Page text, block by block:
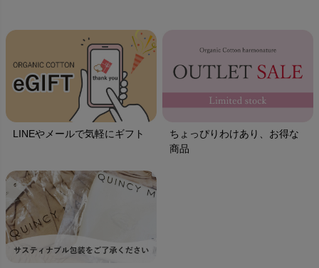
LINEやメールで気軽にギフト
ちょっぴりわけあり、お得な
商品